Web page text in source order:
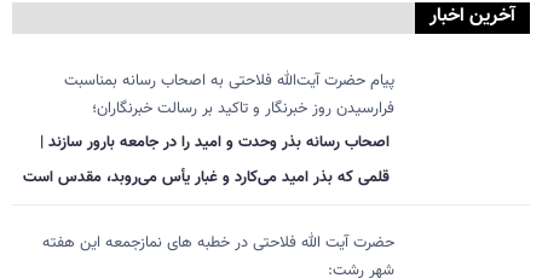
آخرین اخبار
پیام حضرت آیت‌الله فلاحتی به اصحاب رسانه بمناسبت
فرارسیدن روز خبرنگار و تاکید بر رسالت خبرنگاران؛
اصحاب رسانه بذر وحدت و امید را در جامعه بارور سازند |
قلمی که بذر امید می‌کارد و غبار یأس می‌روبد، مقدس است
حضرت آیت الله فلاحتی در خطبه های نمازجمعه این هفته
شهر رشت: